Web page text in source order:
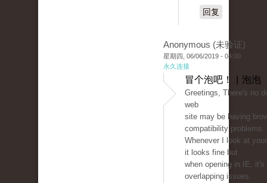
回复
Anonymous (未验证)
星期四, 06/06/2019 - 04:00
永久连接
冒个泡吧！ | 泡泡
Greetings, There's no
web
site may be having
compatibility problems.
Whenever I look at
it looks fine but
when opening in IE, it's
overlapping issues.